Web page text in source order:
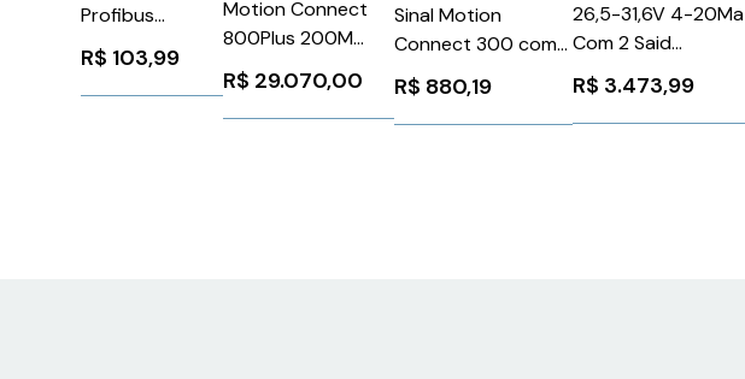
Profibus
Siemens
6GK19056AB00
R$ 103,99
Motion Connect
800Plus 200M
Siemens
6FX80081BA113AA0
R$ 29.070,00
Sinal Motion
Connect 300 com
Conector 5M
Sinamics V70/1Fl6
Siemens
R$ 880,19
26,5-31,6V 4-20Ma
Com 2 Said
Analógico Siemens
3RK11071BQ400AA3
R$ 3.473,99